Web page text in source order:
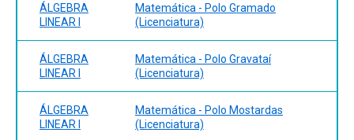
ÁLGEBRA
LINEAR I
Matemática - Polo Gramado
(Licenciatura)
ÁLGEBRA
LINEAR I
Matemática - Polo Gravataí
(Licenciatura)
ÁLGEBRA
LINEAR I
Matemática - Polo Mostardas
(Licenciatura)